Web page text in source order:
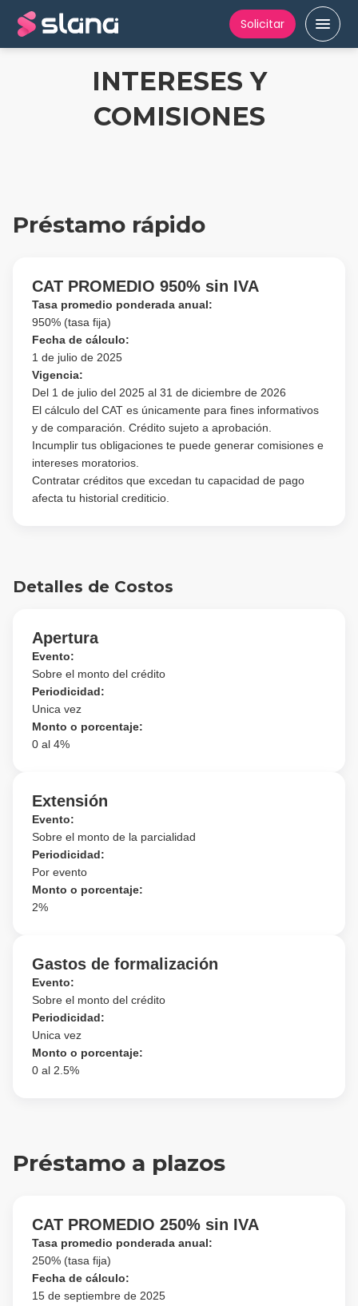
Solicitar
INTERESES Y
COMISIONES
Préstamo rápido
CAT PROMEDIO 950% sin IVA
Tasa promedio ponderada anual:
950% (tasa fija)
Fecha de cálculo:
1 de julio de 2025
Vigencia:
Del 1 de julio del 2025 al 31 de diciembre de 2026
El cálculo del CAT es únicamente para fines informativos
y de comparación. Crédito sujeto a aprobación.
Incumplir tus obligaciones te puede generar comisiones e
intereses moratorios.
Contratar créditos que excedan tu capacidad de pago
afecta tu historial crediticio.
Detalles de Costos
Apertura
Evento:
Sobre el monto del crédito
Periodicidad:
Unica vez
Monto o porcentaje:
0 al 4%
Extensión
Evento:
Sobre el monto de la parcialidad
Periodicidad:
Por evento
Monto o porcentaje:
2%
Gastos de formalización
Evento:
Sobre el monto del crédito
Periodicidad:
Unica vez
Monto o porcentaje:
0 al 2.5%
Préstamo a plazos
CAT PROMEDIO 250% sin IVA
Tasa promedio ponderada anual:
250% (tasa fija)
Fecha de cálculo:
15 de septiembre de 2025